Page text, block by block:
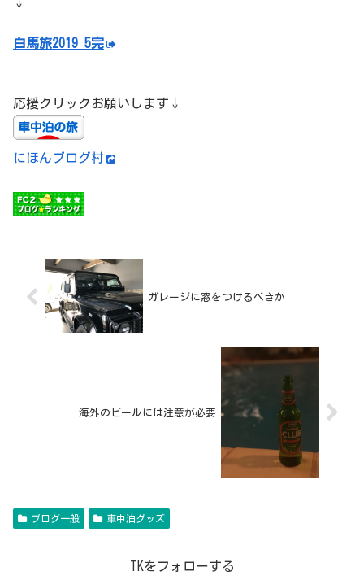
白馬旅2019 5完
応援クリックお願いします↓
にほんブログ村
ガレージに窓をつけるべきか
海外のビールには注意が必要
ブログ一般 車中泊グッズ
TKをフォローする